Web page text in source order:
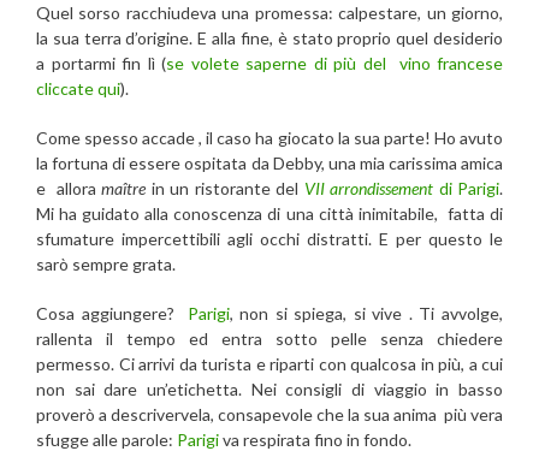
Quel sorso racchiudeva una promessa: calpestare, un giorno,
la sua terra d’origine. E alla fine, è stato proprio quel desiderio
a portarmi fin lì (se volete saperne di più del vino francese
cliccate qui).
Come spesso accade , il caso ha giocato la sua parte! Ho avuto
la fortuna di essere ospitata da Debby, una mia carissima amica
e alloramaître in un ristorante del VII arrondissement di Parigi.
Mi ha guidato alla conoscenza di una città inimitabile, fatta di
sfumature impercettibili agli occhi distratti. E per questo le
sarò sempre grata.
Cosa aggiungere? Parigi, non si spiega, si vive . Ti avvolge,
rallenta il tempo ed entra sotto pelle senza chiedere
permesso. Ci arrivi da turista e riparti con qualcosa in più, a cui
non sai dare un’etichetta. Nei consigli di viaggio in basso
proverò a descrivervela, consapevole che la sua anima più vera
sfugge alle parole: Parigiva respirata fino in fondo.